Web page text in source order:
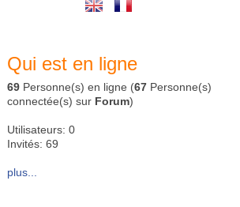
Qui est en ligne
69 Personne(s) en ligne (67 Personne(s)
connectée(s) sur Forum)
Utilisateurs: 0
Invités: 69
plus...